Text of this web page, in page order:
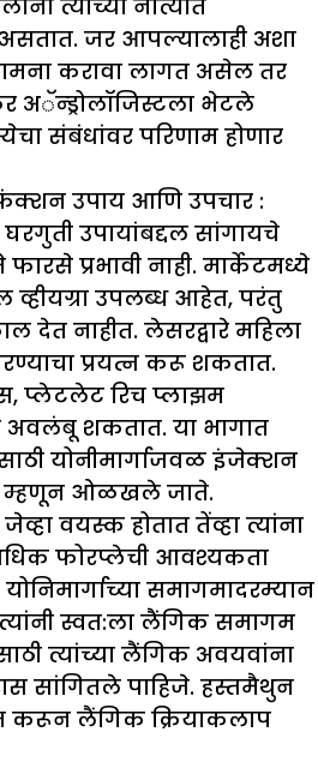
त्यांच्या नात्यात
जर आपल्यालाही अशा
करावा लागत असेल तर
भेटले
संबंधांवर परिणाम होणार
उपाय आणि उपचार :
उपायांबद्दल सांगायचे
फारसे प्रभावी नाही. मार्केटमध्ये
व्हीयग्रा उपलब्ध आहेत, परंतु
देत नाहीत. लेसरद्वारे महिला
प्रयत्न करू शकतात.
प्लेटलेट रिच प्लाझम
अवलंबू शकतात. या भागात
योनीमार्गाजवळ इंजेक्शन
म्हणून ओळखले जाते.
वयस्क होतात तेंव्हा त्यांना
फोरप्लेची आवश्यकता
समागमादरम्यान
स्वत:ला लैंगिक समागम
त्यांच्या लैंगिक अवयवांना
सांगितले पाहिजे. हस्तमैथुन
करून लैंगिक क्रियाकलाप